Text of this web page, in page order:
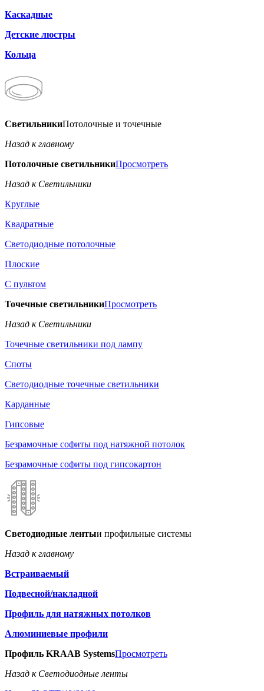
Каскадные
Детские люстры
Кольца
СветильникиПотолочные и точечные
Назад к главному
Потолочные светильникиПросмотреть
Назад к Светильники
Круглые
Квадратные
Светодиодные потолочные
Плоские
С пультом
Точечные светильникиПросмотреть
Назад к Светильники
Точечные светильники под лампу
Споты
Светодиодные точечные светильники
Карданные
Гипсовые
Безрамочные софиты под натяжной потолок
Безрамочные софиты под гипсокартон
Светодиодные лентыи профильные системы
Назад к главному
Встраиваемый
Подвесной/накладной
Профиль для натяжных потолков
Алюминиевые профили
Профиль KRAAB SystemsПросмотреть
Назад к Светодиодные ленты